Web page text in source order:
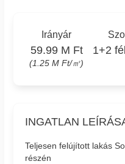
Irányár
59.99 M Ft
(1.25 M Ft/㎡)
1+2
INGATLAN
Teljesen felújított lakás
részén